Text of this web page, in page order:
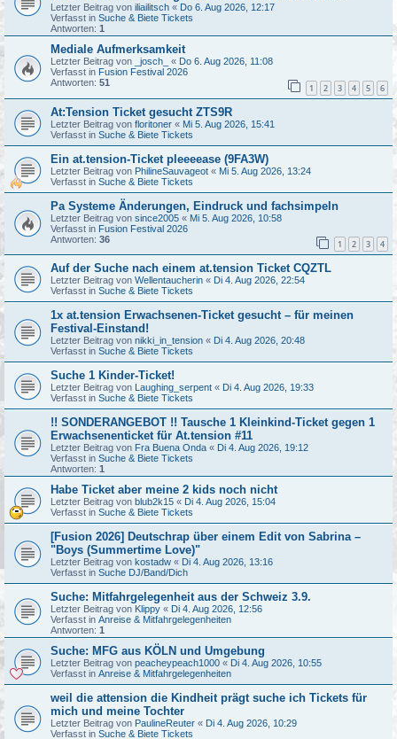
Letzter Beitrag von iliailitsch « Do 6. Aug 2026, 12:17
Verfasst in Suche & Biete Tickets
Antworten: 1
Mediale Aufmerksamkeit
Letzter Beitrag von _josch_ « Do 6. Aug 2026, 11:08
Verfasst in Fusion Festival 2026
Antworten: 51 1 2 3 4 5 6
At:Tension Ticket gesucht ZTS9R
Letzter Beitrag von floritoner « Mi 5. Aug 2026, 15:41
Verfasst in Suche & Biete Tickets
Ein at.tension-Ticket pleeeease (9FA3W)
Letzter Beitrag von PhilineSauvageot « Mi 5. Aug 2026, 13:24
Verfasst in Suche & Biete Tickets
Pa Systeme Änderungen, Eindruck und fachsimpeln
Letzter Beitrag von since2005 « Mi 5. Aug 2026, 10:58
Verfasst in Fusion Festival 2026
Antworten: 36 1 2 3 4
Auf der Suche nach einem at.tension Ticket CQZTL
Letzter Beitrag von Wellentaucherin « Di 4. Aug 2026, 22:54
Verfasst in Suche & Biete Tickets
1x at.tension Erwachsenen-Ticket gesucht – für meinen
Festival-Einstand!
Letzter Beitrag von nikki_in_tension « Di 4. Aug 2026, 20:48
Verfasst in Suche & Biete Tickets
Suche 1 Kinder-Ticket!
Letzter Beitrag von Laughing_serpent « Di 4. Aug 2026, 19:33
Verfasst in Suche & Biete Tickets
!! SONDERANGEBOT !! Tausche 1 Kleinkind-Ticket gegen 1
Erwachsenenticket für At.tension #11
Letzter Beitrag von Fra Buena Onda « Di 4. Aug 2026, 19:12
Verfasst in Suche & Biete Tickets
Antworten: 1
Habe Ticket aber meine 2 kids noch nicht
Letzter Beitrag von blub2k15 « Di 4. Aug 2026, 15:04
Verfasst in Suche & Biete Tickets
[Fusion 2026] Deutschrap über einem Edit von Sabrina –
"Boys (Summertime Love)"
Letzter Beitrag von kostadw « Di 4. Aug 2026, 13:16
Verfasst in Suche DJ/Band/Dich
Suche: Mitfahrgelegenheit aus der Schweiz 3.9.
Letzter Beitrag von Klippy « Di 4. Aug 2026, 12:56
Verfasst in Anreise & Mitfahrgelegenheiten
Antworten: 1
Suche: MFG aus KÖLN und Umgebung
Letzter Beitrag von peacheypeach1000 « Di 4. Aug 2026, 10:55
Verfasst in Anreise & Mitfahrgelegenheiten
weil die attension die Kindheit prägt suche ich Tickets für
mich und meine Tochter
Letzter Beitrag von PaulineReuter « Di 4. Aug 2026, 10:29
Verfasst in Suche & Biete Tickets